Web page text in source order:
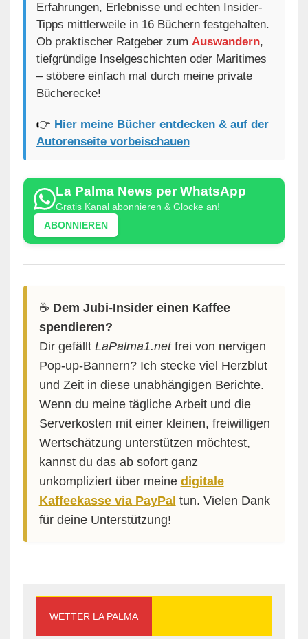
Erfahrungen, Erlebnisse und echten Insider-
Tipps mittlerweile in 16 Büchern festgehalten.
Ob praktischer Ratgeber zum Auswandern,
tiefgründige Inselgeschichten oder Maritimes
– stöbere einfach mal durch meine private
Bücherecke!
👉 Hier meine Bücher entdecken & auf der
Autorenseite vorbeischauen
La Palma News per WhatsApp
Gratis Kanal abonnieren & Glocke an!
ABONNIEREN
☕️ Dem Jubi-Insider einen Kaffee
spendieren?
Dir gefällt LaPalma1.netfrei von nervigen
Pop-up-Bannern? Ich stecke viel Herzblut
und Zeit in diese unabhängigen Berichte.
Wenn du meine tägliche Arbeit und die
Serverkosten mit einer kleinen, freiwilligen
Wertschätzung unterstützen möchtest,
kannst du das ab sofort ganz
unkompliziert über meine digitale
Kaffeekasse via PayPal tun. Vielen Dank
für deine Unterstützung!
WETTER LA PALMA